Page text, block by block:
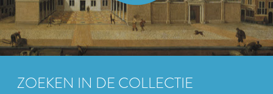
ZOEKEN IN DE COLLECTIE